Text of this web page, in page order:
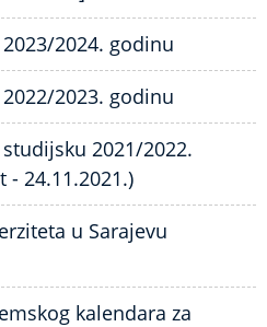
2024. godinu
2023. godinu
2021/2022.
- 24.11.2021.)
u Sarajevu
kalendara za